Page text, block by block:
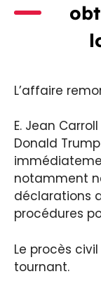
L’affaire
E. Jean
Donald
notamment
déclarations
procédures
Le procès
tournant.